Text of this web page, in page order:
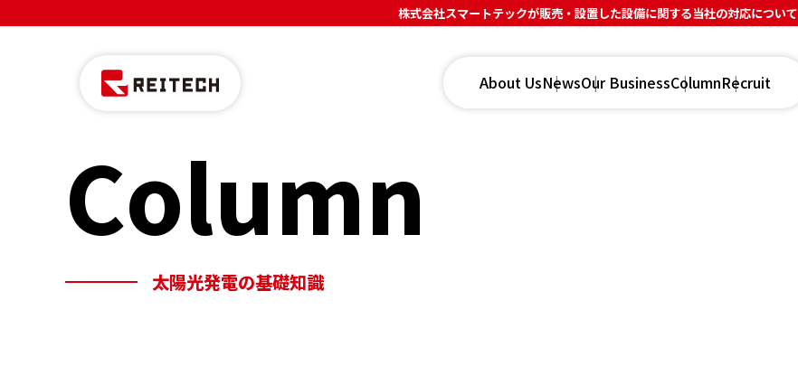
株式会社スマートテックが販売・設置した設備に関する当社の対応について
About UsNewsOur BusinessColumnRecruit
Column
太陽光発電の基礎知識